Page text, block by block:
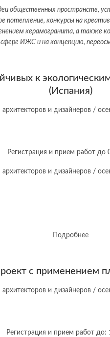
общественных пространств,
потепление, конкурсы на
керамогранита, а также
ИЖС и на концепцию,
к
(Испания)
Регистрация и прием работ до
Подробнее
с применением
Регистрация и прием работ до: